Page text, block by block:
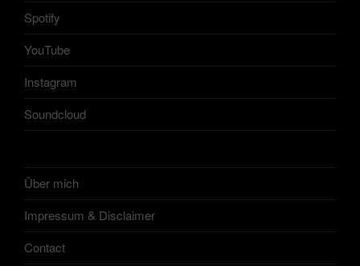
Spotify
YouTube
Instagram
Soundcloud
Über mich
Impressum & Disclaimer
Contact